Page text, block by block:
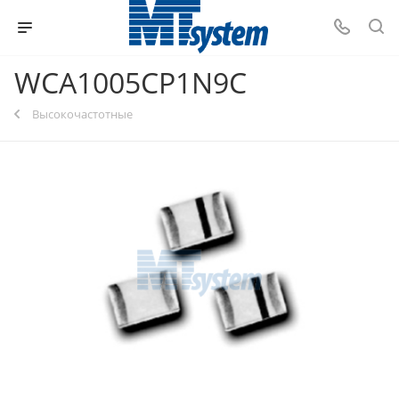
WCA1005CP1N9C
Высокочастотные